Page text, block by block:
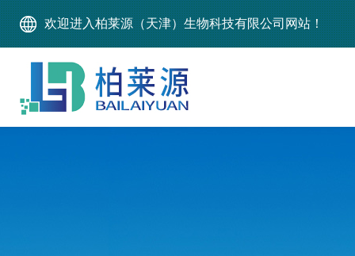
欢迎进入柏莱源（天津）生物科技有限公司网站！